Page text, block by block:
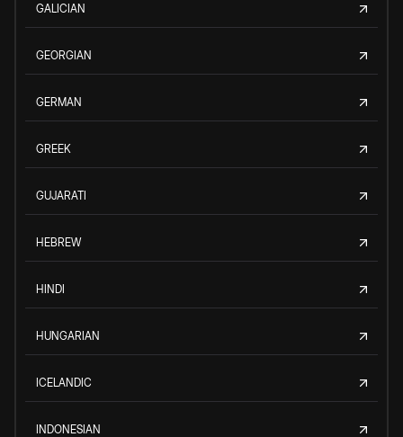
GALICIAN
GEORGIAN
GERMAN
GREEK
GUJARATI
HEBREW
HINDI
HUNGARIAN
ICELANDIC
INDONESIAN